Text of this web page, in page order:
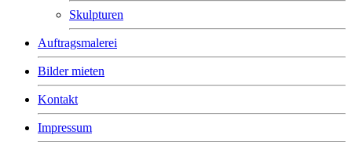
Skulpturen
Auftragsmalerei
Bilder mieten
Kontakt
Impressum